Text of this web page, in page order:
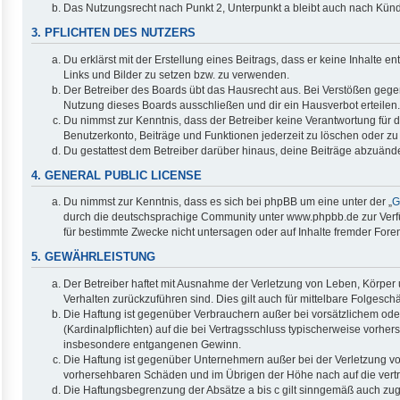
Das Nutzungsrecht nach Punkt 2, Unterpunkt a bleibt auch nach
3. PFLICHTEN DES NUTZERS
Du erklärst mit der Erstellung eines Beitrags, dass er keine Inhalte
Links und Bilder zu setzen bzw. zu verwenden.
Der Betreiber des Boards übt das Hausrecht aus. Bei Verstößen
Nutzung dieses Boards ausschließen und dir ein Hausverbot erteilen.
Du nimmst zur Kenntnis, dass der Betreiber keine Verantwortung
Benutzerkonto, Beiträge und Funktionen jederzeit zu löschen oder
Du gestattest dem Betreiber darüber hinaus, deine Beiträge
4. GENERAL PUBLIC LICENSE
Du nimmst zur Kenntnis, dass es sich bei phpBB um eine unter der „
durch die deutschsprachige Community unter www.phpbb.de zur
für bestimmte Zwecke nicht untersagen oder auf Inhalte fremder
5. GEWÄHRLEISTUNG
Der Betreiber haftet mit Ausnahme der Verletzung von Leben,
Verhalten zurückzuführen sind. Dies gilt auch für mittelbare
Die Haftung ist gegenüber Verbrauchern außer bei vorsätzlichem
(Kardinalpflichten) auf die bei Vertragsschluss typischerweise
insbesondere entgangenen Gewinn.
Die Haftung ist gegenüber Unternehmern außer bei der Verletzung
vorhersehbaren Schäden und im Übrigen der Höhe nach auf die
Die Haftungsbegrenzung der Absätze a bis c gilt sinngemäß auch